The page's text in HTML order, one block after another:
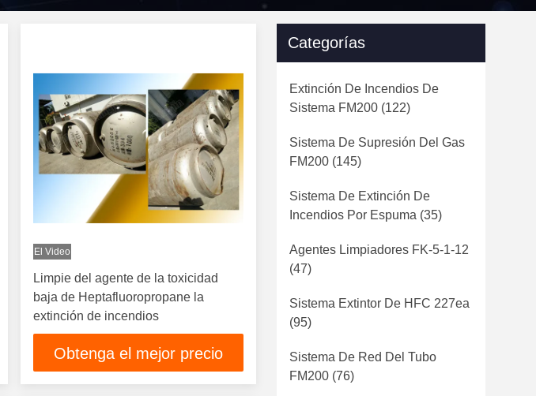
El Video
Limpie del agente de la toxicidad
baja de Heptafluoropropane la
extinción de incendios
Obtenga el mejor precio
Categorías
Extinción De Incendios De
Sistema FM200 (122)
Sistema De Supresión Del Gas
FM200 (145)
Sistema De Extinción De
Incendios Por Espuma (35)
Agentes Limpiadores FK-5-1-12
(47)
Sistema Extintor De HFC 227ea
(95)
Sistema De Red Del Tubo
FM200 (76)